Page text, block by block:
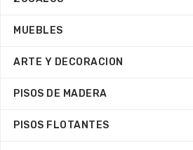
MUEBLES
ARTE Y DECORACION
PISOS DE MADERA
PISOS FLOTANTES